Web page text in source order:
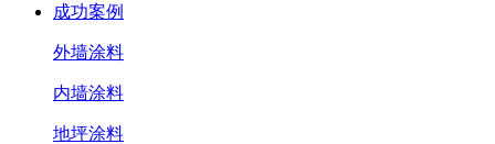
成功案例
外墙涂料
内墙涂料
地坪涂料